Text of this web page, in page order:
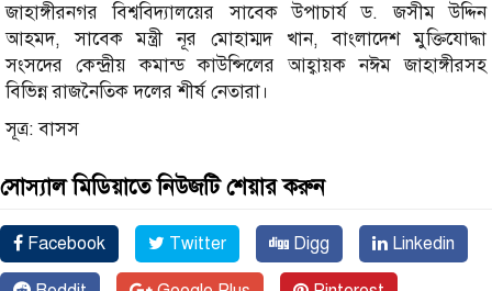
জাহাঙ্গীরনগর বিশ্ববিদ্যালয়ের সাবেক উপাচার্য ড. জসীম উদ্দিন
আহমদ, সাবেক মন্ত্রী নূর মোহাম্মদ খান, বাংলাদেশ মুক্তিযোদ্ধা
সংসদের কেন্দ্রীয় কমান্ড কাউন্সিলের আহ্বায়ক নঈম জাহাঙ্গীরসহ
বিভিন্ন রাজনৈতিক দলের শীর্ষ নেতারা।
সূত্র: বাসস
সোস্যাল মিডিয়াতে নিউজটি শেয়ার করুন
Facebook Twitter Digg Linkedin